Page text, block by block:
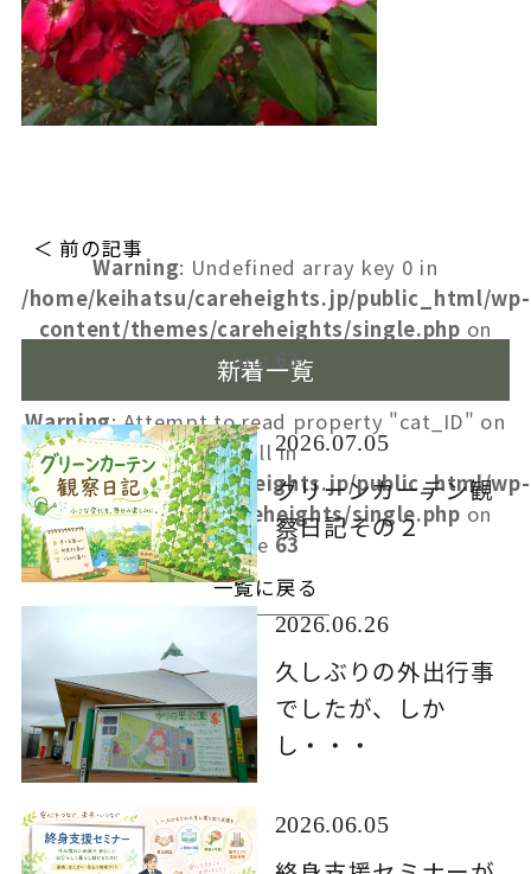
＜ 前の記事
Warning: Undefined array key 0 in
/home/keihatsu/careheights.jp/public_html/wp-
content/themes/careheights/single.php on
line
63
Warning: Attempt to read property "cat_ID" on
null in
/home/keihatsu/careheights.jp/public_html/wp-
content/themes/careheights/single.php on
line 63
一覧に戻る
新着一覧
2026.07.05
グリーンカーテン観
察日記その２
2026.06.26
久しぶりの外出行事
でしたが、しか
し・・・
2026.06.05